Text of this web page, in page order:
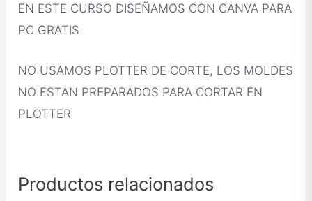
EN ESTE CURSO DISEÑAMOS CON CANVA PARA
PC GRATIS
NO USAMOS PLOTTER DE CORTE, LOS MOLDES
NO ESTAN PREPARADOS PARA CORTAR EN
PLOTTER
Productos relacionados